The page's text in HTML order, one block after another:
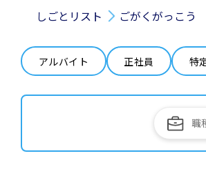
しごとリスト ごがくがっこう
アルバイト 正社員 特